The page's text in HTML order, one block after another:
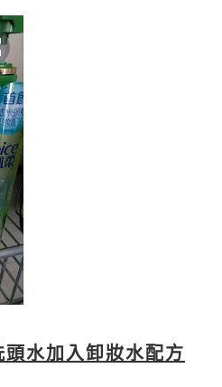
水加入卸妝水配方